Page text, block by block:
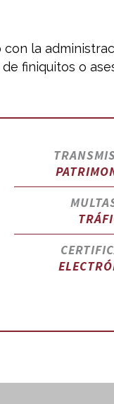
la
finiquitos o